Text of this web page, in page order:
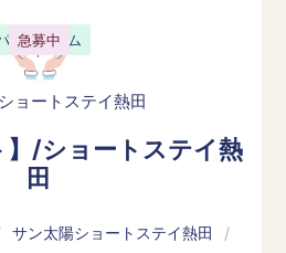
ョートステイ熱田
】/ショートステイ熱
田
ートタイム
急募中
サン太陽ショートステイ熱田
/